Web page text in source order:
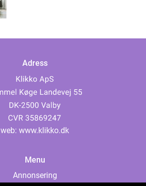
Adress
web: www.klikko.dk
Menu
Annonsering